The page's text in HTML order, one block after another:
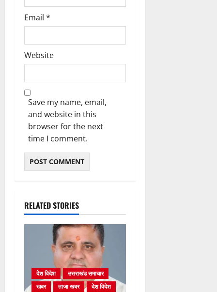
Email *
Website
Save my name, email,
and website in this
browser for the next
time I comment.
RELATED STORIES
देश विदेश
उत्तराखंड समाचार
खबर
ताजा खबर
देश विदेश